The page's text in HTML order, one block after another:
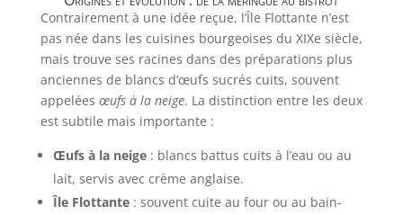
Contrairement à une idée reçue, l’Île Flottante n’est
pas née dans les cuisines bourgeoises du XIXe siècle,
mais trouve ses racines dans des préparations plus
anciennes de blancs d’œufs sucrés cuits, souvent
appelées œufs à la neige. La distinction entre les deux
est subtile mais importante :
Œufs à la neige: blancs battus cuits à l’eau ou au
lait, servis avec crème anglaise.
Île Flottante: souvent cuite au four ou au bain-